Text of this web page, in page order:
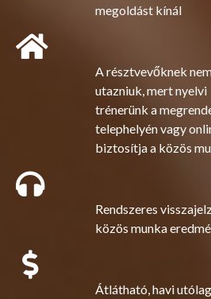
megoldást kínál
A résztvevőknek
utazniuk, mert nyelvi
trénerünk a
telephelyén vagy
biztosítja a közös
Rendszeres
közös munka
Átlátható, havi